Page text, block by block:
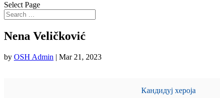
Select Page
Nena Veličković
by OSH Admin | Mar 21, 2023
Кандидуј хероја